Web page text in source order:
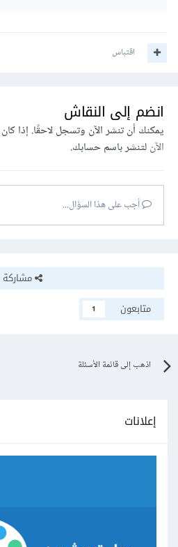
اقتباس
انضم إلى النقاش
يمكنك أن تنشر الآن وتسجل لاحقًا. إذا
الآنلتنشر باسم حسابك.
أجب على هذا السؤال...
مشاركة
متابعون
1
اذهب إلى قائمة الأسئلة
إعلانات